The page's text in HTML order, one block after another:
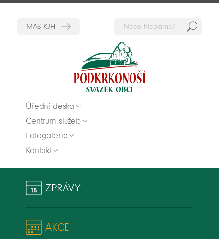
Úřední deska
Centrum služeb
Fotogalerie
Kontakt
ZPRÁVY
AKCE